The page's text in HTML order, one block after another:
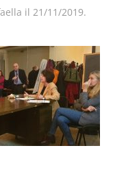
il 21/11/2019.